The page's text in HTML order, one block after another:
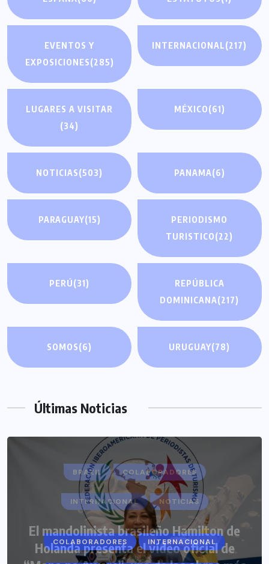
EVENTOS Y
EXPOSICIONES(285)
INTERNACIONAL(217)
LUGARES A VISITAR
(34)
MÉXICO(61)
NOTICIAS(503) PANAMA(6)
PARAGUAY(15)
PERIODISMO
TURISTICO(22)
PERÚ(31)
REPÚBLICA
DOMINICANA(217)
SOMOS(6) URUGUAY(78)
Últimas Noticias
COLABORADORES INTERNACIONAL